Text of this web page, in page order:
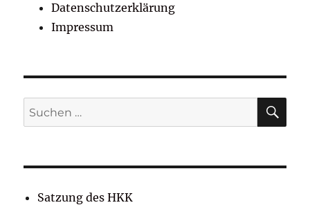
Datenschutzerklärung
Impressum
Suchen
nach:
Satzung des HKK